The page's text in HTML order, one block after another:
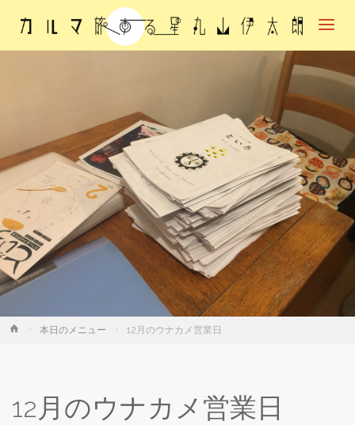
マ・
星・
伊太
ホ
本日のメニュー 12月のウナカメ営業日
12月のウナカメ営業日